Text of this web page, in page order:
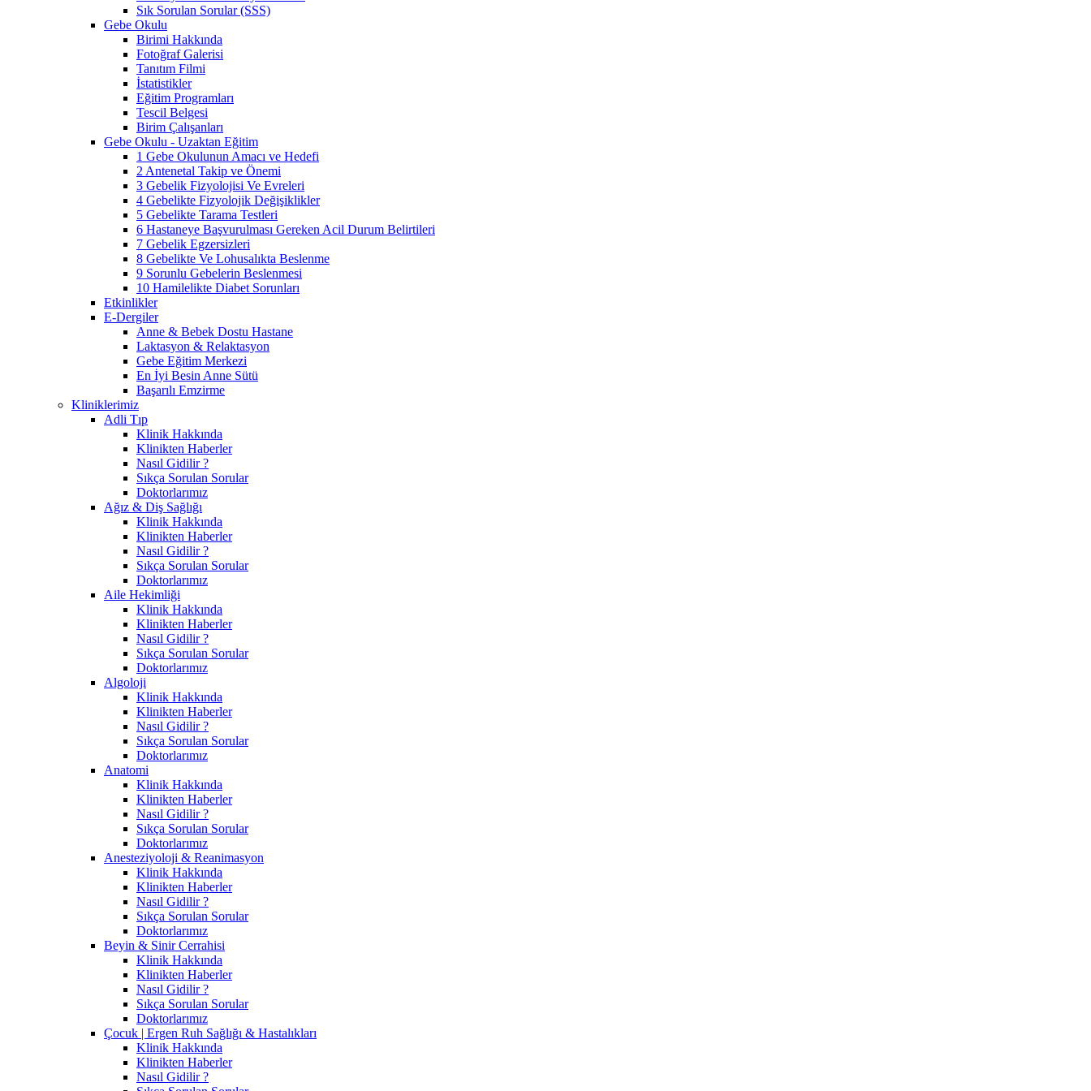
Sık Sorulan Sorular (SSS)
Gebe Okulu
Birimi Hakkında
Fotoğraf Galerisi
Tanıtım Filmi
İstatistikler
Eğitim Programları
Tescil Belgesi
Birim Çalışanları
Gebe Okulu - Uzaktan Eğitim
1 Gebe Okulunun Amacı ve Hedefi
2 Antenetal Takip ve Önemi
3 Gebelik Fizyolojisi Ve Evreleri
4 Gebelikte Fizyolojik Değişiklikler
5 Gebelikte Tarama Testleri
6 Hastaneye Başvurulması Gereken Acil Durum Belirtileri
7 Gebelik Egzersizleri
8 Gebelikte Ve Lohusalıkta Beslenme
9 Sorunlu Gebelerin Beslenmesi
10 Hamilelikte Diabet Sorunları
Etkinlikler
E-Dergiler
Anne & Bebek Dostu Hastane
Laktasyon & Relaktasyon
Gebe Eğitim Merkezi
En İyi Besin Anne Sütü
Başarılı Emzirme
Kliniklerimiz
Adli Tıp
Klinik Hakkında
Klinikten Haberler
Nasıl Gidilir ?
Sıkça Sorulan Sorular
Doktorlarımız
Ağız & Diş Sağlığı
Klinik Hakkında
Klinikten Haberler
Nasıl Gidilir ?
Sıkça Sorulan Sorular
Doktorlarımız
Aile Hekimliği
Klinik Hakkında
Klinikten Haberler
Nasıl Gidilir ?
Sıkça Sorulan Sorular
Doktorlarımız
Algoloji
Klinik Hakkında
Klinikten Haberler
Nasıl Gidilir ?
Sıkça Sorulan Sorular
Doktorlarımız
Anatomi
Klinik Hakkında
Klinikten Haberler
Nasıl Gidilir ?
Sıkça Sorulan Sorular
Doktorlarımız
Anesteziyoloji & Reanimasyon
Klinik Hakkında
Klinikten Haberler
Nasıl Gidilir ?
Sıkça Sorulan Sorular
Doktorlarımız
Beyin & Sinir Cerrahisi
Klinik Hakkında
Klinikten Haberler
Nasıl Gidilir ?
Sıkça Sorulan Sorular
Doktorlarımız
Çocuk | Ergen Ruh Sağlığı & Hastalıkları
Klinik Hakkında
Klinikten Haberler
Nasıl Gidilir ?